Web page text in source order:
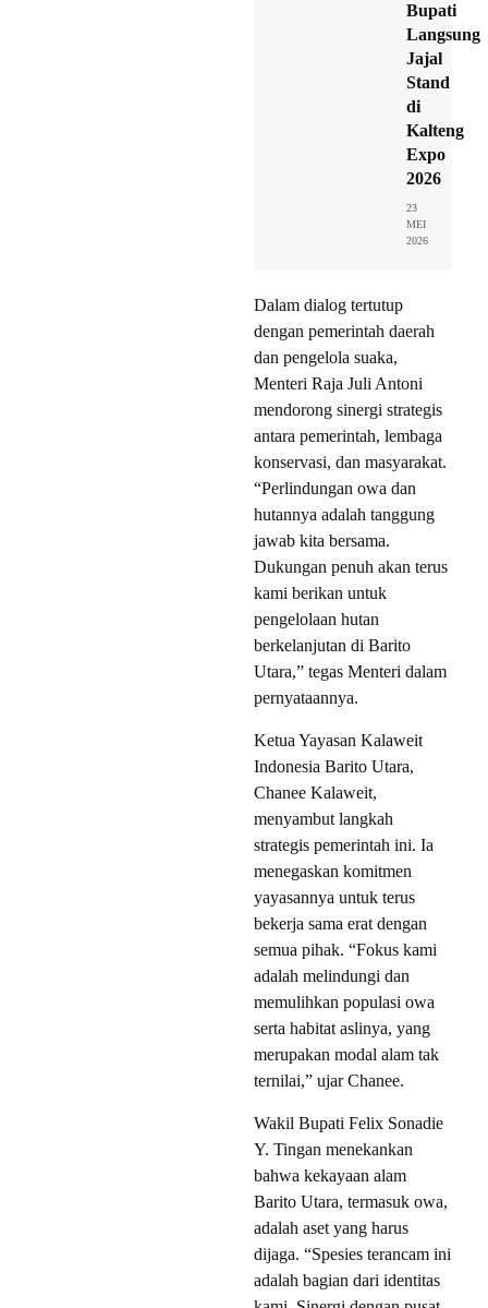
Bupati
Langsung
Jajal
Stand
di
Kalteng
Expo
2026
23
MEI
2026
Dalam dialog tertutup
dengan pemerintah daerah
dan pengelola suaka,
Menteri Raja Juli Antoni
mendorong sinergi strategis
antara pemerintah, lembaga
konservasi, dan masyarakat.
“Perlindungan owa dan
hutannya adalah tanggung
jawab kita bersama.
Dukungan penuh akan terus
kami berikan untuk
pengelolaan hutan
berkelanjutan di Barito
Utara,” tegas Menteri dalam
pernyataannya.
Ketua Yayasan Kalaweit
Indonesia Barito Utara,
Chanee Kalaweit,
menyambut langkah
strategis pemerintah ini. Ia
menegaskan komitmen
yayasannya untuk terus
bekerja sama erat dengan
semua pihak. “Fokus kami
adalah melindungi dan
memulihkan populasi owa
serta habitat aslinya, yang
merupakan modal alam tak
ternilai,” ujar Chanee.
Wakil Bupati Felix Sonadie
Y. Tingan menekankan
bahwa kekayaan alam
Barito Utara, termasuk owa,
adalah aset yang harus
dijaga. “Spesies terancam ini
adalah bagian dari identitas